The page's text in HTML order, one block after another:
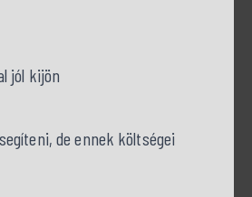
jól kijön
de ennek költségei